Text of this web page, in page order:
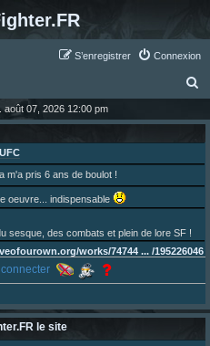
Connexion
S’enregistrer
c
e
août 07, 2026 12:00 pm
m'a pris 6 ans de boulot !
oeuvre... indispensable
sesque, des combats et plein de lore SF !
works/74744 ... /195226046
reposte ma dernière fic.
status/20 ... 8820352079
les gens !
le site